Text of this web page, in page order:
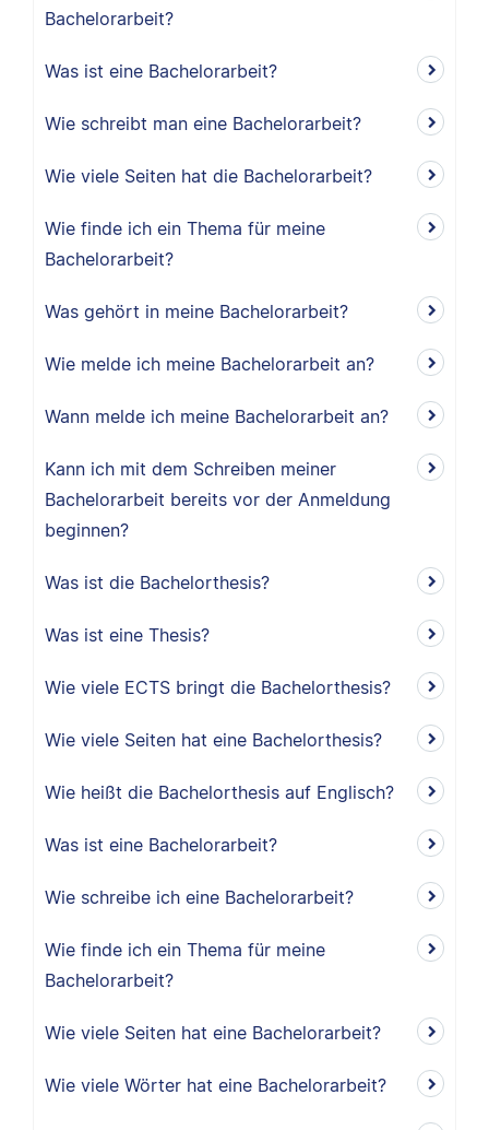
Bachelorarbeit?
Was ist eine Bachelorarbeit?
Wie schreibt man eine Bachelorarbeit?
Wie viele Seiten hat die Bachelorarbeit?
Wie finde ich ein Thema für meine
Bachelorarbeit?
Was gehört in meine Bachelorarbeit?
Wie melde ich meine Bachelorarbeit an?
Wann melde ich meine Bachelorarbeit an?
Kann ich mit dem Schreiben meiner
Bachelorarbeit bereits vor der Anmeldung
beginnen?
Was ist die Bachelorthesis?
Was ist eine Thesis?
Wie viele ECTS bringt die Bachelorthesis?
Wie viele Seiten hat eine Bachelorthesis?
Wie heißt die Bachelorthesis auf Englisch?
Was ist eine Bachelorarbeit?
Wie schreibe ich eine Bachelorarbeit?
Wie finde ich ein Thema für meine
Bachelorarbeit?
Wie viele Seiten hat eine Bachelorarbeit?
Wie viele Wörter hat eine Bachelorarbeit?